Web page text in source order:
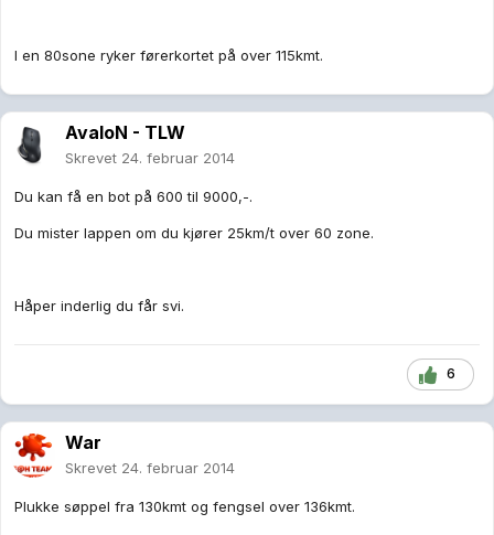
I en 80sone ryker førerkortet på over 115kmt.
AvaloN - TLW
Skrevet 24. februar 2014
Du kan få en bot på 600 til 9000,-.
Du mister lappen om du kjører 25km/t over 60 zone.
Håper inderlig du får svi.
6
War
Skrevet 24. februar 2014
Plukke søppel fra 130kmt og fengsel over 136kmt.